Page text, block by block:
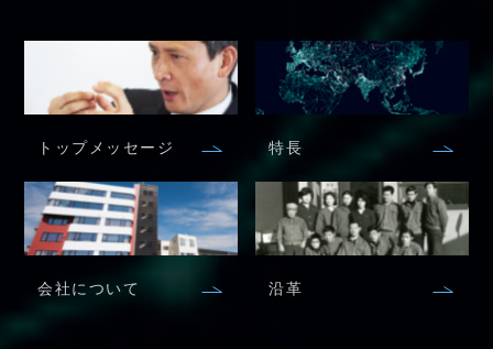
トップメッセージ 特長
会社について 沿革